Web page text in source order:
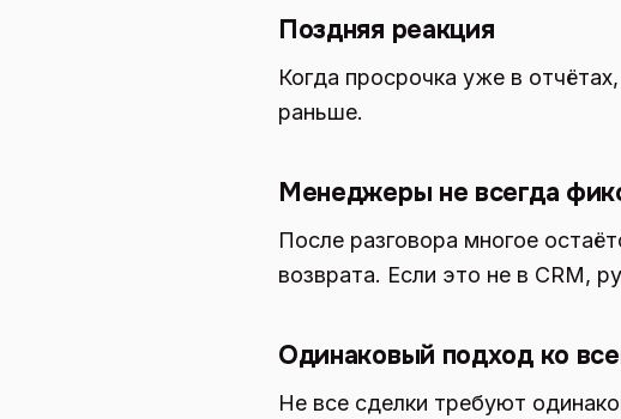
Поздняя реакция
Когда просрочка уже в
раньше.
Менеджеры не всегда
После разговора многое
возврата. Если это не в CRM,
Одинаковый подход ко
Не все сделки требуют